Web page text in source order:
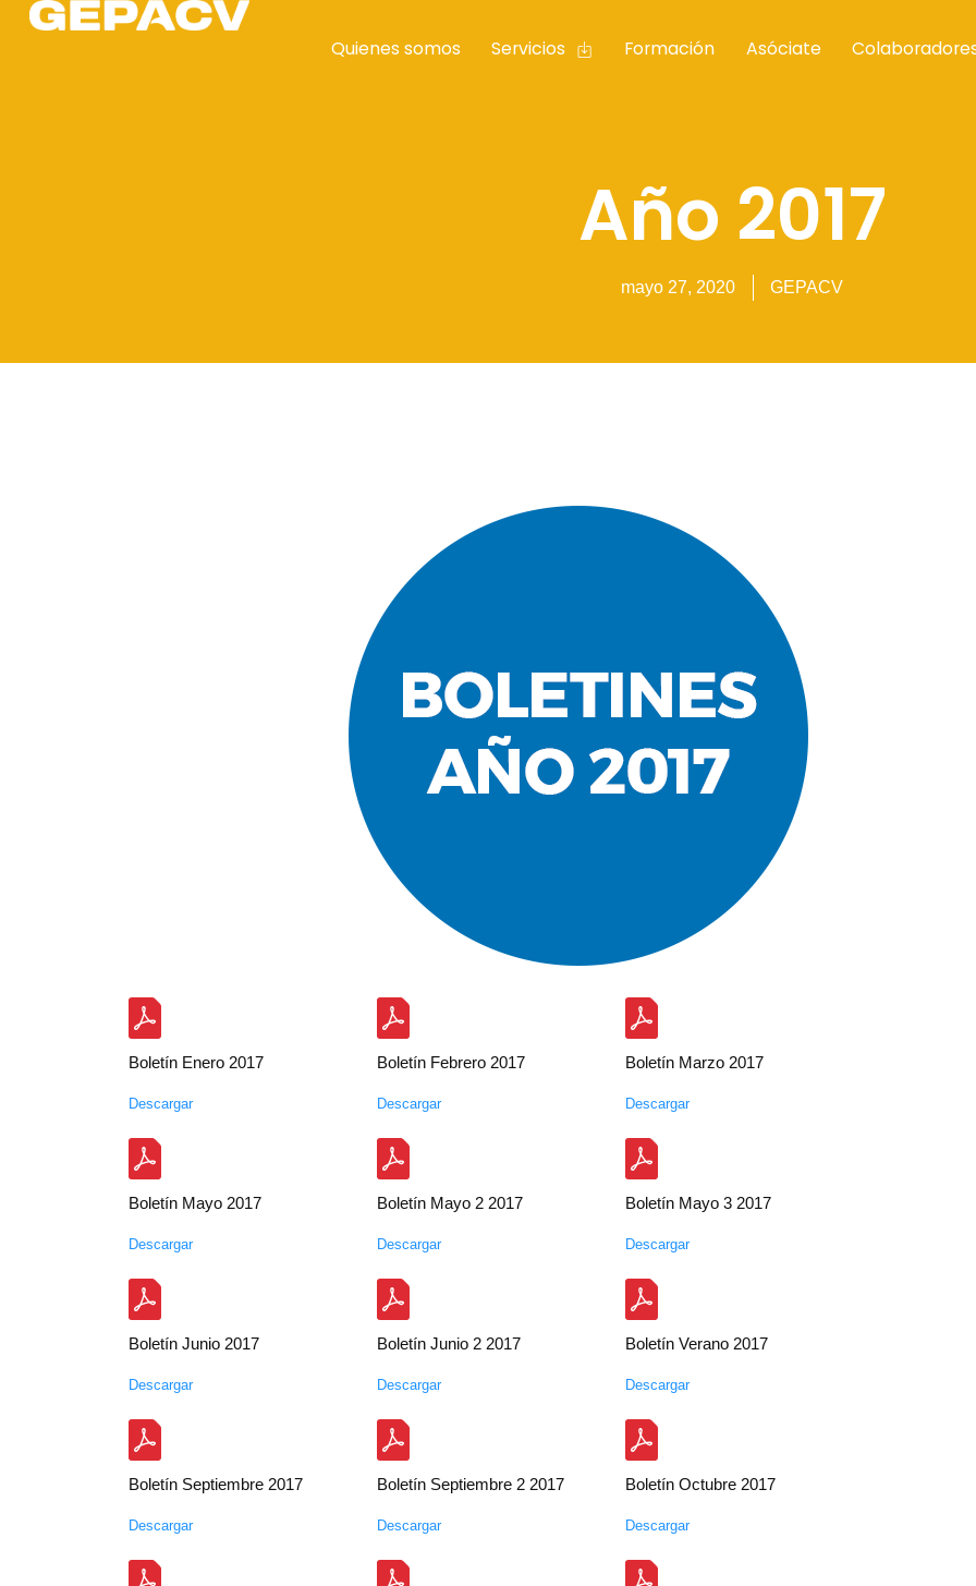
Quienes somos Servicios Formación Asóciate
Año 2017
mayo 27, 2020 GEPACV
Boletín Enero 2017
Descargar
Boletín Febrero 2017
Descargar
Boletín Marzo 2017
Descargar
Boletín Mayo 2017
Descargar
Boletín Mayo 2 2017
Descargar
Boletín Mayo 3 2017
Descargar
Boletín Junio 2017
Descargar
Boletín Junio 2 2017
Descargar
Boletín Verano 2017
Descargar
Boletín Septiembre 2017
Descargar
Boletín Septiembre 2 2017
Descargar
Boletín Octubre 2017
Descargar